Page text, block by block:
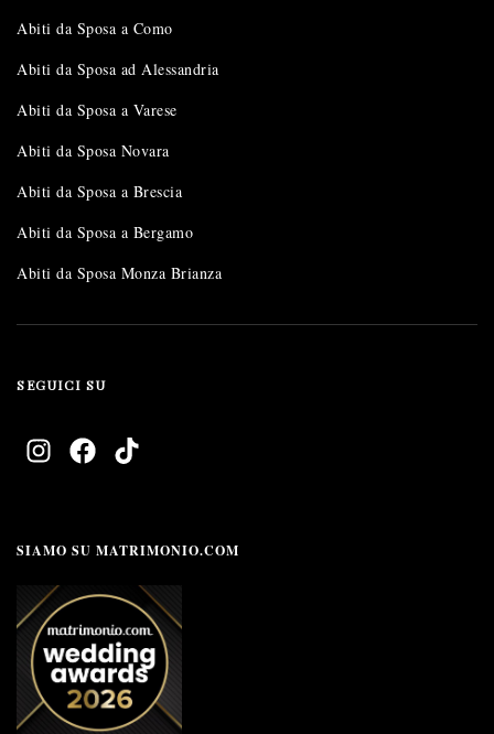
Abiti da Sposa a Como
Abiti da Sposa ad Alessandria
Abiti da Sposa a Varese
Abiti da Sposa Novara
Abiti da Sposa a Brescia
Abiti da Sposa a Bergamo
Abiti da Sposa Monza Brianza
SEGUICI SU
SIAMO SU MATRIMONIO.COM